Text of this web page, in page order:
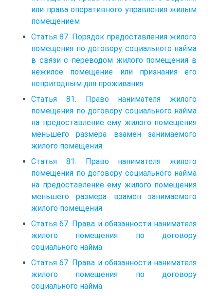
или права оперативного управления жилым
помещением
Статья 87. Порядок предоставления жилого
помещения по договору социального найма
в связи с переводом жилого помещения в
нежилое помещение или признания его
непригодным для проживания
Статья 81. Право нанимателя жилого
помещения по договору социального найма
на предоставление ему жилого помещения
меньшего размера взамен занимаемого
жилого помещения
Статья 81. Право нанимателя жилого
помещения по договору социального найма
на предоставление ему жилого помещения
меньшего размера взамен занимаемого
жилого помещения
Статья 67. Права и обязанности нанимателя
жилого помещения по договору
социального найма
Статья 67. Права и обязанности нанимателя
жилого помещения по договору
социального найма